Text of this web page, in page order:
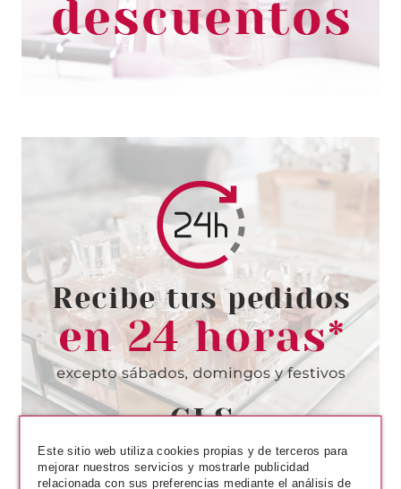
3.45€
BABARIA
BABARIA BODY CREAM COCO
400 ML
3.80€
Este sitio web utiliza cookies propias y de terceros para
mejorar nuestros servicios y mostrarle publicidad
relacionada con sus preferencias mediante el análisis de